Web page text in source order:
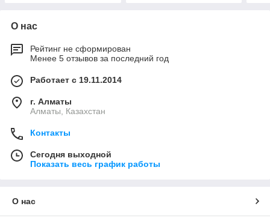
О нас
Рейтинг не сформирован
Менее 5 отзывов за последний год
Работает с 19.11.2014
г. Алматы
Алматы, Казахстан
Контакты
Сегодня выходной
Показать весь график работы
О нас